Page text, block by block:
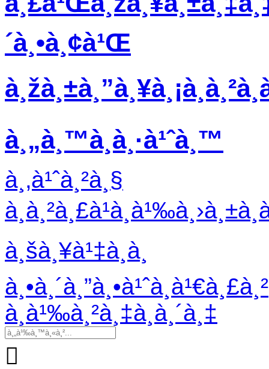
´à¸•à¸¢à¹Œ
à¸„à¸™à¸­à¸·à¹ˆà¸™
à¸‚à¹ˆà¸²à¸§
à¸šà¸¥à¹‡à¸­à¸
à¸•à¸´à¸”à¸•à¹ˆà¸­à¹€à¸£à¸²
à¸­à¹‰à¸²à¸‡à¸­à¸´à¸‡
